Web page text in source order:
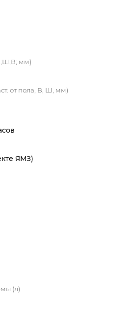
мм)
от пола, В, Ш, мм)
ЯМЗ)
(л)